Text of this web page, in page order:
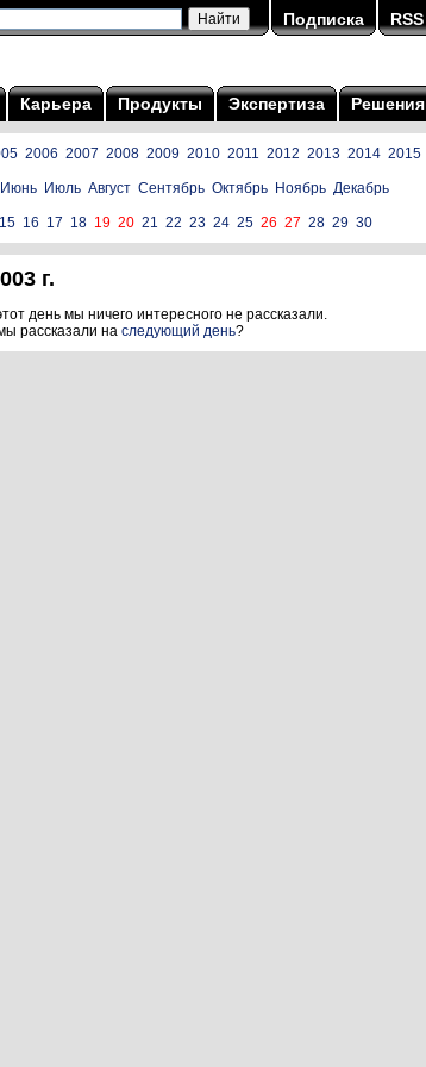
Подписка RSS
Карьера Продукты Экспертиза Решения
2006 2007 2008 2009 2010 2011 2012 2013 2014 2015
Июнь Июль Август Сентябрь Октябрь Ноябрь Декабрь
15 16 17 18 19 20 21 22 23 24 25 26 27 28 29 30
г.
день мы ничего интересного не рассказали.
рассказали на следующий день?